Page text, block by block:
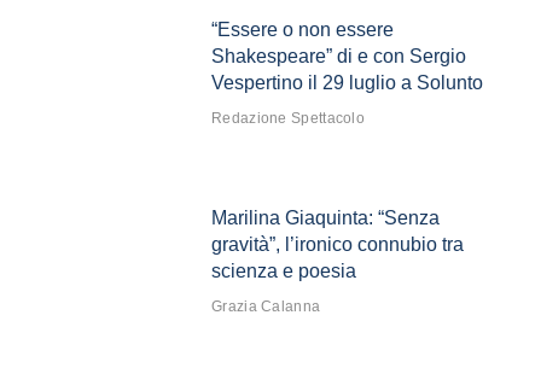
“Essere o non essere
Shakespeare” di e con Sergio
Vespertino il 29 luglio a Solunto
Redazione Spettacolo
Marilina Giaquinta: “Senza
gravità”, l’ironico connubio tra
scienza e poesia
Grazia Calanna